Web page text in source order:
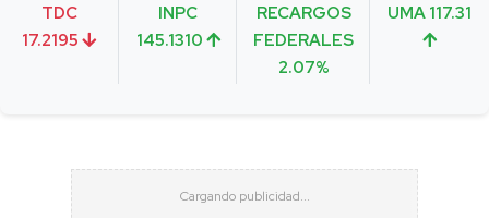
TDC
17.2195
INPC
145.1310
RECARGOS
FEDERALES
2.07%
UMA 117.31